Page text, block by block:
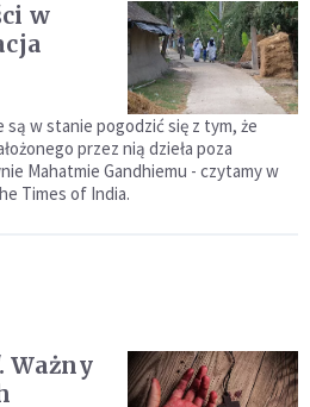
w
w stanie pogodzić się z tym, że
przez nią dzieła poza
Mahatmie Gandhiemu - czytamy w
Times of India.
Ważny